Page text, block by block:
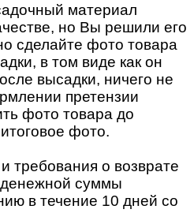
материал
но Вы решили его
сделайте фото товара
в том виде как он
высадки, ничего не
претензии
фото товара до
фото.
требования о возврате
денежной суммы
в течение 10 дней со